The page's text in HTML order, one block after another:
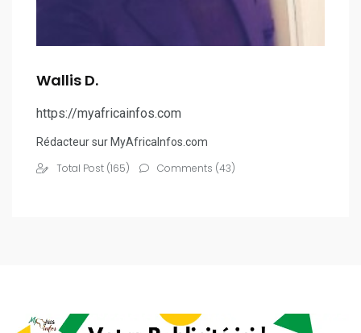
Wallis D.
https://myafricainfos.com
Rédacteur sur MyAfricaInfos.com
Total Post (165) Comments (43)